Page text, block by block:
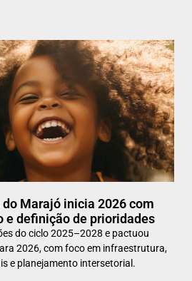
Marajó inicia 2026 com
e definição de prioridades
do ciclo 2025–2028 e pactuou
2026, com foco em infraestrutura,
e planejamento intersetorial.